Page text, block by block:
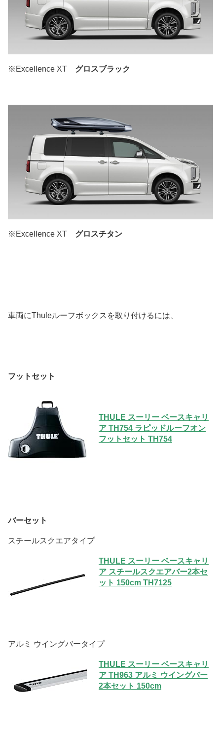
※Excellence XT グロスブラック
※Excellence XT グロスチタン
車両にThuleルーフボックスを取り付けるには、
フットセット
THULE スーリー ベースキャリ
ア TH754 ラピッドルーフオン
フットセット TH754
バーセット
スチールスクエアタイプ
THULE スーリー ベースキャリ
ア スチールスクエアバー2本セ
ット 150cm TH7125
アルミ ウイングバータイプ
THULE スーリー ベースキャリ
ア TH963 アルミ ウイングバー
2本セット 150cm